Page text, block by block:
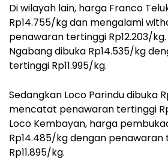
Di wilayah lain, harga Franco
Rp14.755/kg dan mengalami
penawaran tertinggi Rp12.203/
Ngabang dibuka Rp14.535/kg
tertinggi Rp11.995/kg.
Sedangkan Loco Parindu dibuka
mencatat penawaran tertinggi
Loco Kembayan, harga
Rp14.485/kg dengan penawaran
Rp11.895/kg.